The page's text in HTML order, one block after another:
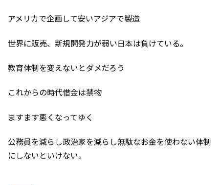
アメリカで企画して安いアジアで製造
世界に販売、新規開発力が弱い日本は負けている。
教育体制を変えないとダメだろう
これからの時代借金は禁物
ますます悪くなってゆく
公務員を減らし政治家を減らし無駄なお金を使わない体制
にしないといけない。